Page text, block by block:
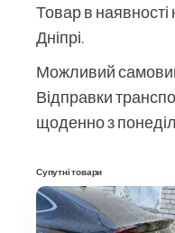
Товар в наявності
Дніпрі.
Можливий
Відправки
щоденно з
Супутні товари